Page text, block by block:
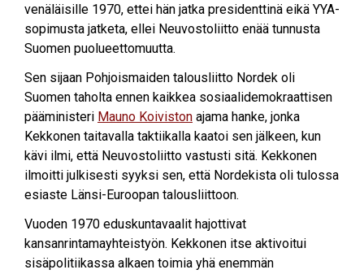
venäläisille 1970, ettei hän jatka presidenttinä eikä YYA-
sopimusta jatketa, ellei Neuvostoliitto enää tunnusta
Suomen puolueettomuutta.
Sen sijaan Pohjoismaiden talousliitto Nordek oli
Suomen taholta ennen kaikkea sosiaalidemokraattisen
pääministeri Mauno Koiviston ajama hanke, jonka
Kekkonen taitavalla taktiikalla kaatoi sen jälkeen, kun
kävi ilmi, että Neuvostoliitto vastusti sitä. Kekkonen
ilmoitti julkisesti syyksi sen, että Nordekista oli tulossa
esiaste Länsi-Euroopan talousliittoon.
Vuoden 1970 eduskuntavaalit hajottivat
kansanrintamayhteistyön. Kekkonen itse aktivoitui
sisäpolitiikassa alkaen toimia yhä enemmän